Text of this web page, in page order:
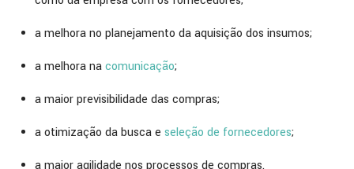
a melhora no planejamento da aquisição dos insumos;
a melhora nacomunicação;
a maior previsibilidade das compras;
a otimização da busca e seleção de fornecedores;
a maior agilidade nos processos de compras.​